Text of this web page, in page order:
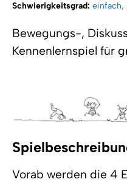
Schwierigkeitsgrad: einfach,
Bewegungs-,
Kennenlernspiel für
Vorab werden die 4